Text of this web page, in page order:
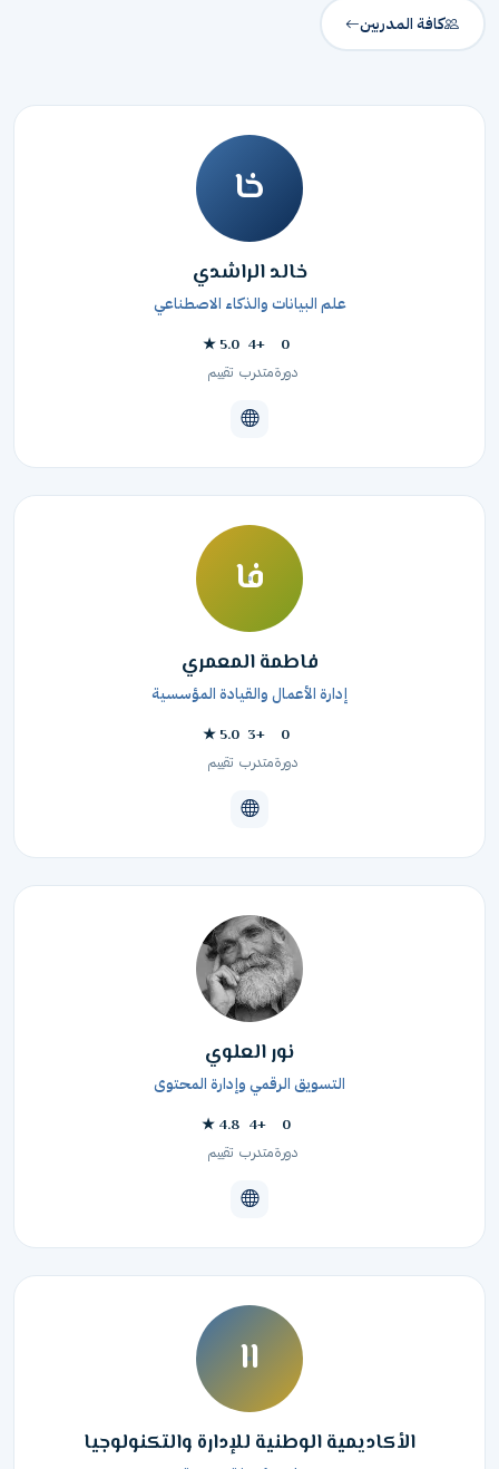
كافة المدربين
خا
خالد الراشدي
علم البيانات والذكاء الاصطناعي
دورةمتدرب
5.0 ★
تقييم
فا
فاطمة المعمري
إدارة الأعمال والقيادة المؤسسية
دورةمتدرب
5.0 ★
تقييم
نور العلوي
التسويق الرقمي وإدارة المحتوى
دورةمتدرب
4.8 ★
تقييم
اا
الأكاديمية الوطنية للإدارة والتكنولوجيا